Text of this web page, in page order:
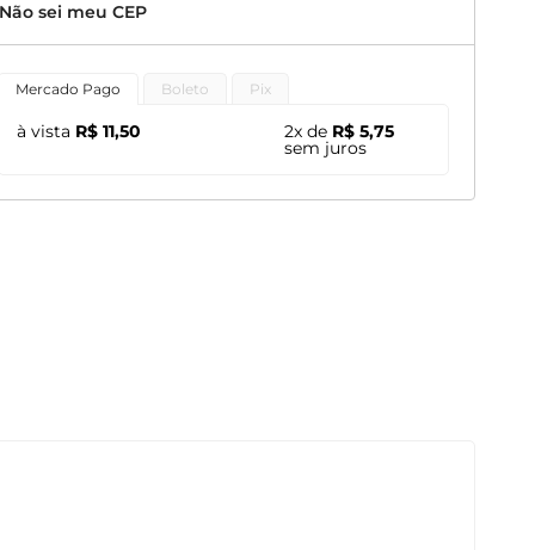
Não sei meu CEP
Mercado Pago Boleto Pix
à vista R$ 11,50 2x de R$ 5,75
sem juros